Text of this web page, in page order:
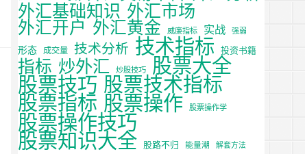
外汇基础知识 外汇市场
外汇开户 外汇黄金 威廉指标 实战 强弱
形态 成交量 技术分析 技术指标 投资书籍
指标 炒外汇 炒股技巧 股票大全
股票技巧 股票技术指标
股票指标 股票操作 股票操作学
股票操作技巧
股票知识大全 股路不归 能量潮
解套方法